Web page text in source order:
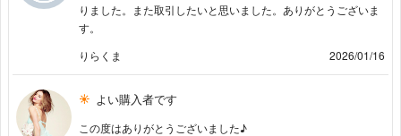
りました。また取引したいと思いました。ありがとうございま
す。
りらくま
2026/01/16
よい購入者です
この度はありがとうございました♪